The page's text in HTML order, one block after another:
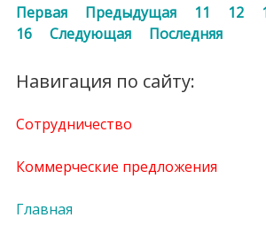
Первая Предыдущая 11 12
16
Следующая Последняя
Навигация по сайту:
Сотрудничество
Коммерческие предложения
Главная